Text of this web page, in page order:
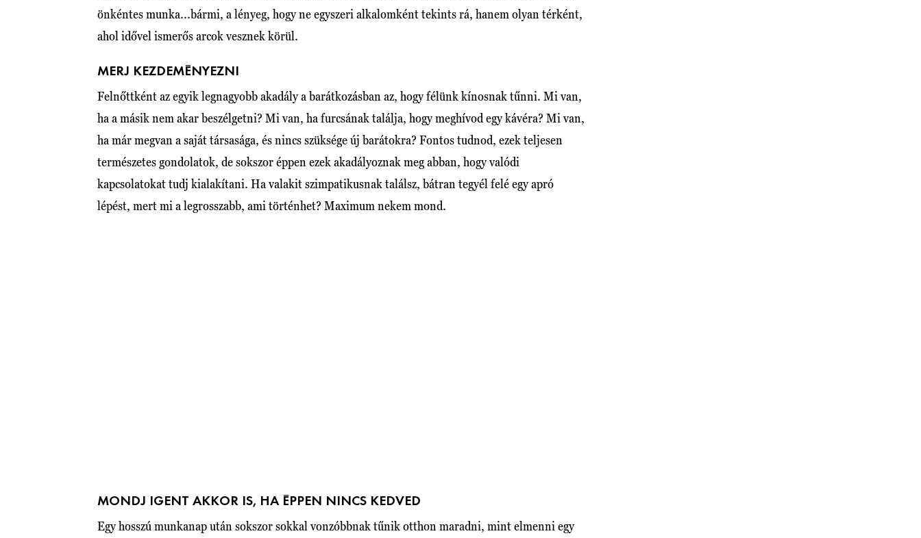
önkéntes munka...bármi, a lényeg, hogy ne egyszeri alkalomként tekints rá, hanem olyan térként,
ahol idővel ismerős arcok vesznek körül.
MERJ KEZDEMÉNYEZNI
Felnőttként az egyik legnagyobb akadály a barátkozásban az, hogy félünk kínosnak tűnni. Mi van,
ha a másik nem akar beszélgetni? Mi van, ha furcsának találja, hogy meghívod egy kávéra? Mi van,
ha már megvan a saját társasága, és nincs szüksége új barátokra? Fontos tudnod, ezek teljesen
természetes gondolatok, de sokszor éppen ezek akadályoznak meg abban, hogy valódi
kapcsolatokat tudj kialakítani. Ha valakit szimpatikusnak találsz, bátran tegyél felé egy apró
lépést, mert mi a legrosszabb, ami történhet? Maximum nekem mond.
MONDJ IGENT AKKOR IS, HA ÉPPEN NINCS KEDVED
Egy hosszú munkanap után sokszor sokkal vonzóbbnak tűnik otthon maradni, mint elmenni egy